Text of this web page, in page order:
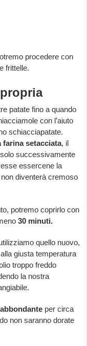
procedere con
frittelle.
patate fino a quando
con l’aiuto
schiacciapatate.
farina setacciata, il
successivamente
essercene la
diventerà cremoso
potremo coprirlo con
30 minuti.
quello nuovo,
giusta temperatura
troppo freddo
la nostra
per circa
non saranno dorate